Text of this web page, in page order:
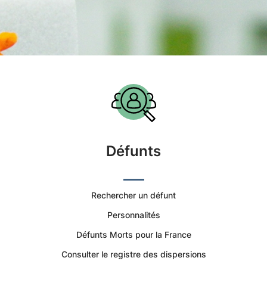
Accueil
du
Commune
de
Miré
-
Défunts
Rechercher un défunt
Personnalités
Défunts Morts pour la France
Consulter le registre des dispersions